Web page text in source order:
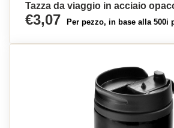
Tazza da viaggio in acciaio
€3,07 Per pezzo, in base alla 500i